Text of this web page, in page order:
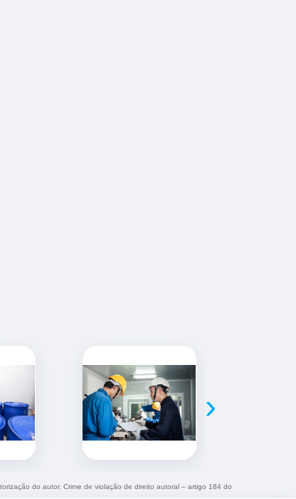
›
do autor. Crime de violação de direito autoral – artigo 184 do